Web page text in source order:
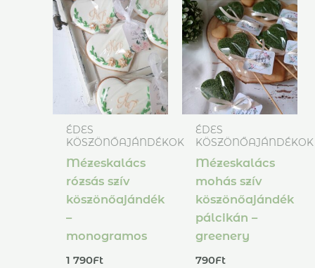
ÉDES
KÖSZÖNŐAJÁNDÉKOK
Mézeskalács
rózsás szív
köszönőajándék
–
monogramos
1 790Ft
ÉDES
KÖSZÖNŐAJÁNDÉKOK
Mézeskalács
mohás szív
köszönőajándék
pálcikán –
greenery
790Ft